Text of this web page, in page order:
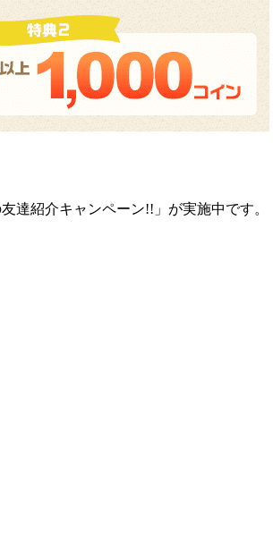
達紹介キャンペーン!!」が実施中です。